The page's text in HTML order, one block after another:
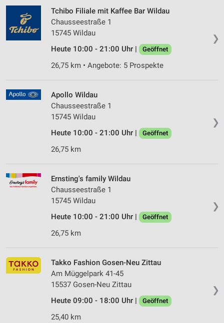
❯
Tchibo Filiale mit Kaffee Bar Wildau
Chausseestraße 1
15745 Wildau
Heute 10:00 - 21:00 Uhr |
Geöffnet
26,75 km • Angebote: 5 Prospekte
❯
Apollo Wildau
Chausseestraße 1
15745 Wildau
Heute 10:00 - 21:00 Uhr |
Geöffnet
26,75 km
❯
Ernsting's family Wildau
Chausseestraße 1
15745 Wildau
Heute 10:00 - 21:00 Uhr |
Geöffnet
26,75 km
❯
Takko Fashion Gosen-Neu Zittau
Am Müggelpark 41-45
15537 Gosen-Neu Zittau
Heute 09:00 - 18:00 Uhr |
Geöffnet
25,40 km